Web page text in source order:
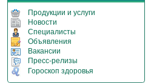
Продукции и услуги
Новости
Специалисты
Объявления
Вакансии
Пресс-релизы
Гороскоп здоровья